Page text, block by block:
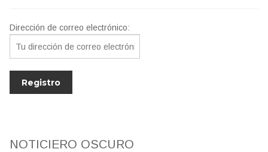
Dirección de correo electrónico:
NOTICIERO OSCURO